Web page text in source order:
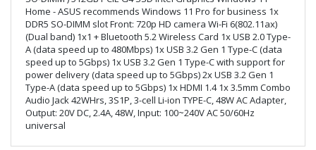
Home - ASUS recommends Windows 11 Pro for business 1x
DDR5 SO-DIMM slot Front: 720p HD camera Wi-Fi 6(802.11ax)
(Dual band) 1x1 + Bluetooth 5.2 Wireless Card 1x USB 2.0 Type-
A (data speed up to 480Mbps) 1x USB 3.2 Gen 1 Type-C (data
speed up to 5Gbps) 1x USB 3.2 Gen 1 Type-C with support for
power delivery (data speed up to 5Gbps) 2x USB 3.2 Gen 1
Type-A (data speed up to 5Gbps) 1x HDMI 1.4 1x 3.5mm Combo
Audio Jack 42WHrs, 3S1P, 3-cell Li-ion TYPE-C, 48W AC Adapter,
Output: 20V DC, 2.4A, 48W, Input: 100~240V AC 50/60Hz
universal